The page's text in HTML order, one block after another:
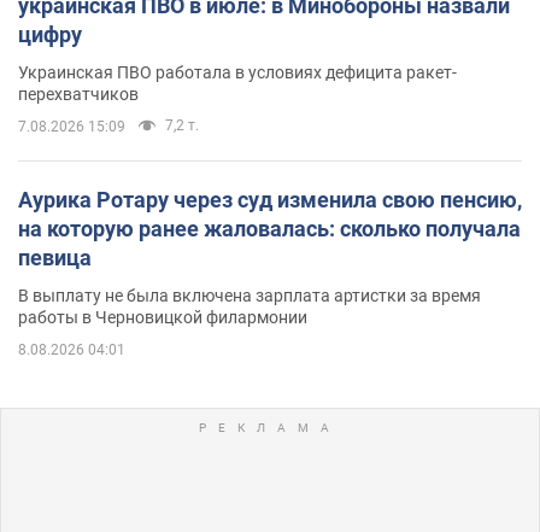
цифру
Украинская ПВО работала в условиях дефицита ракет-
перехватчиков
7.08.2026 15:09 7,2 т.
Аурика Ротару через суд изменила свою пенсию,
на которую ранее жаловалась: сколько получала
певица
В выплату не была включена зарплата артистки за время
работы в Черновицкой филармонии
8.08.2026 04:01